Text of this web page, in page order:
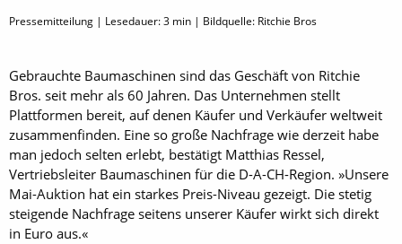
Pressemitteilung | Lesedauer:3 min | Bildquelle: Ritchie Bros
Gebrauchte Baumaschinen sind das Geschäft von Ritchie
Bros. seit mehr als 60 Jahren. Das Unternehmen stellt
Plattformen bereit, auf denen Käufer und Verkäufer weltweit
zusammenfinden. Eine so große Nachfrage wie derzeit habe
man jedoch selten erlebt, bestätigt Matthias Ressel,
Vertriebsleiter Baumaschinen für die D-A-CH-Region. »Unsere
Mai-Auktion hat ein starkes Preis-Niveau gezeigt. Die stetig
steigende Nachfrage seitens unserer Käufer wirkt sich direkt
in Euro aus.«